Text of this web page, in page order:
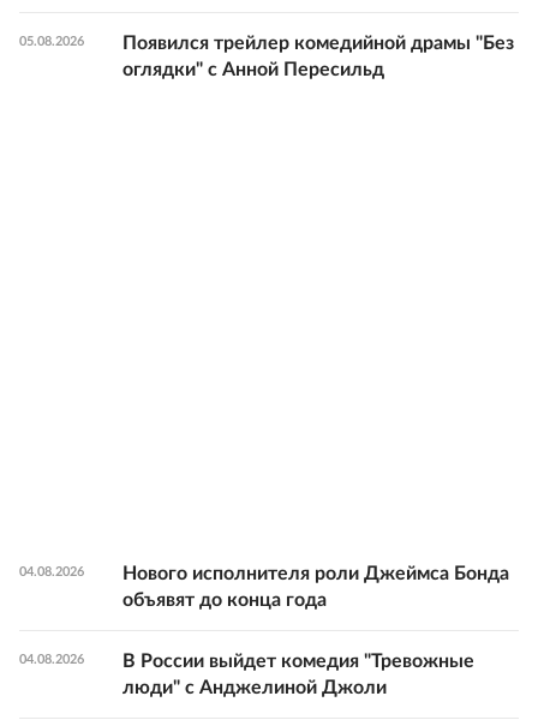
05.08.2026
Появился трейлер комедийной драмы "Без
оглядки" с Анной Пересильд
04.08.2026
Нового исполнителя роли Джеймса Бонда
объявят до конца года
04.08.2026
В России выйдет комедия "Тревожные
люди" с Анджелиной Джоли